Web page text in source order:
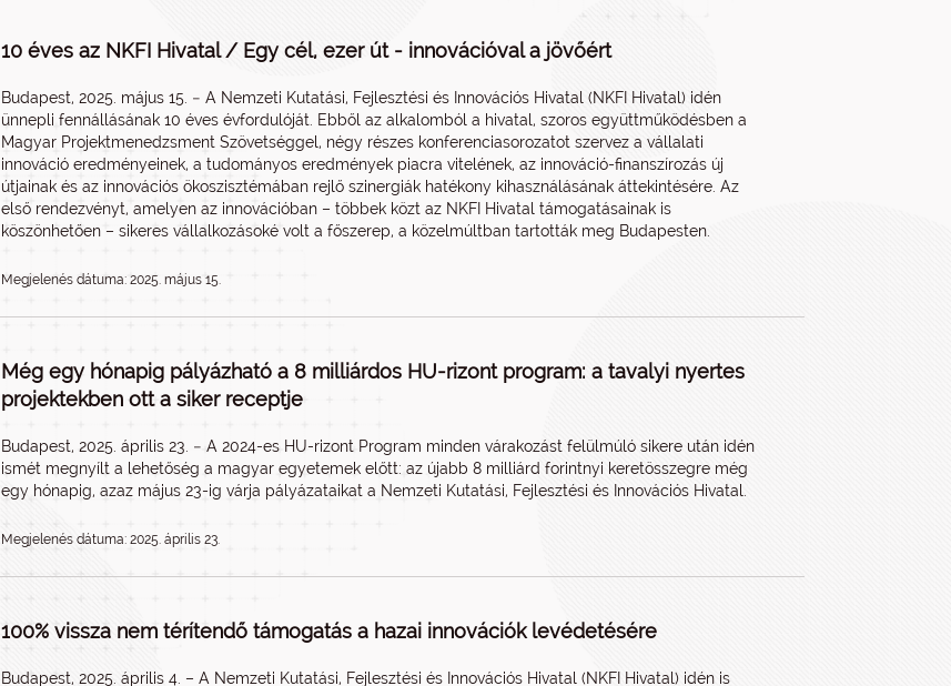
10 éves az NKFI Hivatal / Egy cél, ezer út - innovációval a jövőért
Budapest, 2025. május 15. − A Nemzeti Kutatási, Fejlesztési és Innovációs Hivatal (NKFI Hivatal) idén
ünnepli fennállásának 10 éves évfordulóját. Ebből az alkalomból a hivatal, szoros együttműködésben a
Magyar Projektmenedzsment Szövetséggel, négy részes konferenciasorozatot szervez a vállalati
innováció eredményeinek, a tudományos eredmények piacra vitelének, az innováció-finanszírozás új
útjainak és az innovációs ökoszisztémában rejlő szinergiák hatékony kihasználásának áttekintésére. Az
első rendezvényt, amelyen az innovációban – többek közt az NKFI Hivatal támogatásainak is
köszönhetően – sikeres vállalkozásoké volt a főszerep, a közelmúltban tartották meg Budapesten.
Megjelenés dátuma: 2025. május 15.
Még egy hónapig pályázható a 8 milliárdos HU-rizont program: a tavalyi nyertes
projektekben ott a siker receptje
Budapest, 2025. április 23. − A 2024-es HU-rizont Program minden várakozást felülmúló sikere után idén
ismét megnyílt a lehetőség a magyar egyetemek előtt: az újabb 8 milliárd forintnyi keretösszegre még
egy hónapig, azaz május 23-ig várja pályázataikat a Nemzeti Kutatási, Fejlesztési és Innovációs Hivatal.
Megjelenés dátuma: 2025. április 23.
100% vissza nem térítendő támogatás a hazai innovációk levédetésére
Budapest, 2025. április 4. – A Nemzeti Kutatási, Fejlesztési és Innovációs Hivatal (NKFI Hivatal) idén is